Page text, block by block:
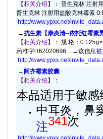
【相关介绍 】： 普生克林 注射
普生克林 注射用盐酸克林霉素
http://www.ypxx.net/
→抗生素【康炎清--依托红霉素
【相关介绍 】： 规 格：
药准字H62020696 ...→该信息
http://www.ypxx.net/
→ 阿齐霉素胶囊
【相关介绍 】：
本品适用于敏
中耳炎，鼻
注341次